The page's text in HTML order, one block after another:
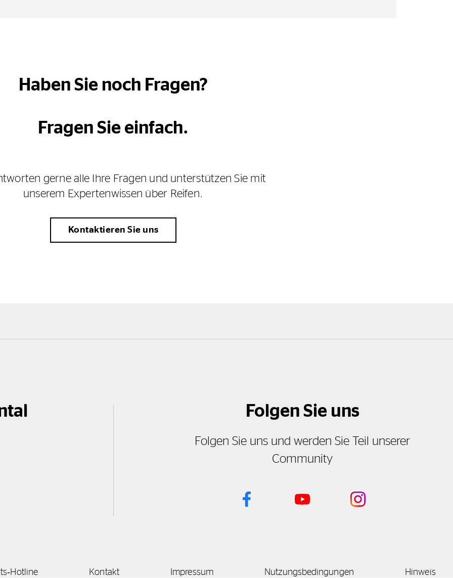
Haben Sie noch Fragen?
Fragen Sie einfach.
gerne alle Ihre Fragen und unterstützen Sie mit
unserem Expertenwissen über Reifen.
Kontaktieren Sie uns
Folgen Sie uns
Folgen Sie uns und werden Sie Teil unserer
Community
Kontakt Impressum Nutzungsbedingungen Hinweis